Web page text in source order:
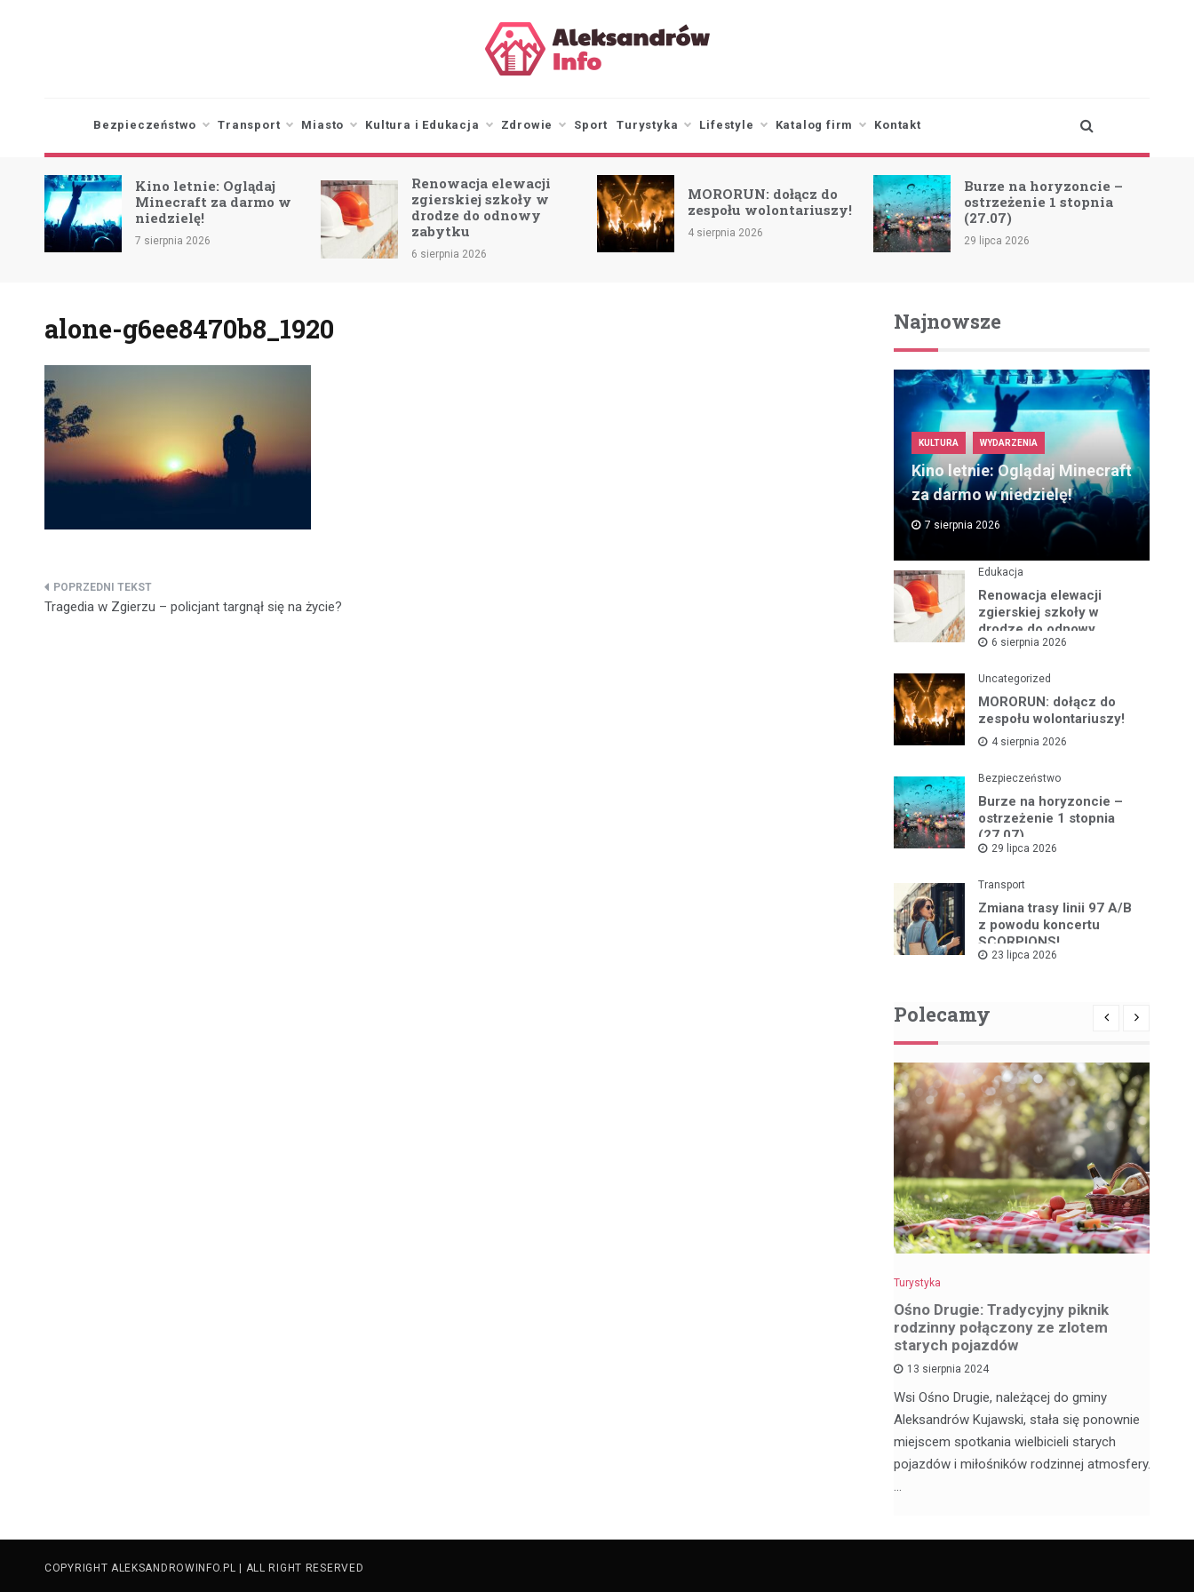
Bezpieczeństwo Transport Miasto Kultura i Edukacja Zdrowie Sport Turystyka Lifestyle Katalog firm Kontakt
Kino letnie: Oglądaj
Minecraft za darmo w
niedzielę!
7 sierpnia 2026
Renowacja elewacji
zgierskiej szkoły w
drodze do odnowy
zabytku
6 sierpnia 2026
MORORUN: dołącz do
zespołu wolontariuszy!
4 sierpnia 2026
Burze na horyzoncie –
ostrzeżenie 1 stopnia
(27.07)
29 lipca 2026
alone-g6ee8470b8_1920
Nawigacja
Tragedia w Zgierzu – policjant targnął się na życie?
Najnowsze
KULTURA WYDARZENIA
Kino letnie: Oglądaj Minecraft
za darmo w niedzielę!
7 sierpnia 2026
Edukacja
Renowacja elewacji
zgierskiej szkoły w
drodze do odnowy
zabytku
6 sierpnia 2026
Uncategorized
MORORUN: dołącz do
zespołu wolontariuszy!
4 sierpnia 2026
Bezpieczeństwo
Burze na horyzoncie –
ostrzeżenie 1 stopnia
(27.07)
29 lipca 2026
Transport
Zmiana trasy linii 97 A/B
z powodu koncertu
SCORPIONS!
23 lipca 2026
Polecamy
Turystyka
Ośno Drugie: Tradycyjny piknik
rodzinny połączony ze zlotem
starych pojazdów
13 sierpnia 2024
Wsi Ośno Drugie, należącej do gminy
Aleksandrów Kujawski, stała się ponownie
miejscem spotkania wielbicieli starych
pojazdów i miłośników rodzinnej atmosfery.
COPYRIGHT ALEKSANDROWINFO.PL | ALL RIGHT RESERVED